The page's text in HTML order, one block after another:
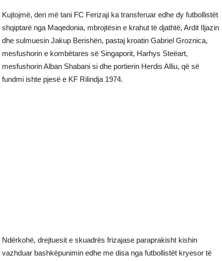
Kujtojmë, deri më tani FC Ferizaji ka transferuar edhe dy futbollistët
shqiptarë nga Maqedonia, mbrojtësin e krahut të djathtë, Ardit Iljazin
dhe sulmuesin Jakup Berishën, pastaj kroatin Gabriel Groznica,
mesfushorin e kombëtares së Singaporit, Harhys Steëart,
mesfushorin Alban Shabani si dhe portierin Herdis Alliu, që së
fundmi ishte pjesë e KF Rilindja 1974.
Ndërkohë, drejtuesit e skuadrës frizajase paraprakisht kishin
vazhduar bashkëpunimin edhe me disa nga futbollistët kryesor të